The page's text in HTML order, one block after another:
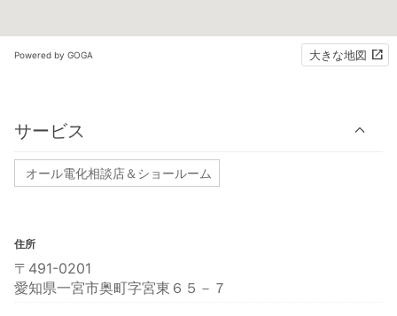
Powered by GOGA 大きな地図
サービス
オール電化相談店＆ショールーム
住所
〒491-0201
愛知県一宮市奥町字宮東６５－７